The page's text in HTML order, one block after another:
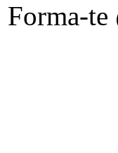
Forma-